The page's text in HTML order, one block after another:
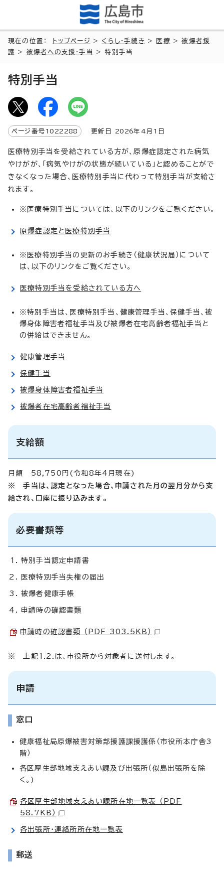
現在の位置： トップページ > くらし・手続き > 医療 >被爆者援
護
> 被爆者への支援・手当 > 特別手当
特別手当
ページ番号 1022288 更新日 2026年4月1日
医療特別手当を受給されている方が、原爆症認定された病気
やけがが、「病気やけがの状態が続いている」と認めることがで
きなくなった場合、医療特別手当に代わって特別手当が支給さ
れます。
※医療特別手当については、以下のリンクをご覧ください。
原爆症認定と医療特別手当
※医療特別手当の更新のお手続き（健康状況届）について
は、以下のリンクをご覧ください。
医療特別手当を受給されている方へ
※特別手当は、医療特別手当、健康管理手当、保健手当、被
爆身体障害者福祉手当及び被爆者在宅高齢者福祉手当と
の併給はできません。
健康管理手当
保健手当
被爆身体障害者福祉手当
被爆者在宅高齢者福祉手当
支給額
月額 58,750円(令和8年4月現在)
※ 手当は、認定となった場合、申請された月の翌月分から支
給され、口座に振り込みます。
必要書類等
特別手当認定申請書
医療特別手当失権の届出
被爆者健康手帳
申請時の確認書類
申請時の確認書類 （PDF 303.5KB）
※ 上記1.2.は、市役所から対象者に送付します。
申請
窓口
健康福祉局原爆被害対策部援護課援護係（市役所本庁舎3
階）
各区厚生部地域支えあい課及び出張所（似島出張所を除
く。)
各区厚生部地域支えあい課所在地一覧表 （PDF
58.7KB）
各出張所・連絡所所在地一覧表
郵送